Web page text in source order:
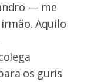
— me
Aquilo
os guris